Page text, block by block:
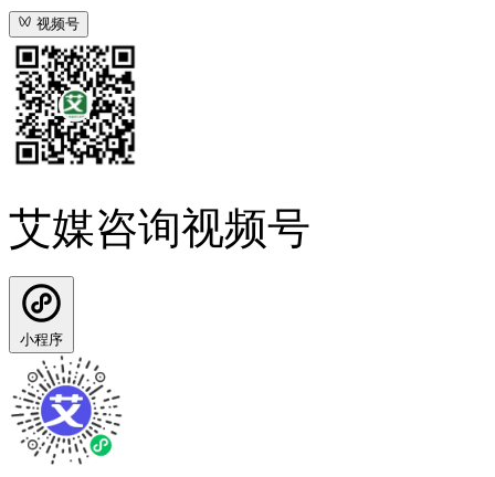
视频号
艾媒咨询视频号
小程序